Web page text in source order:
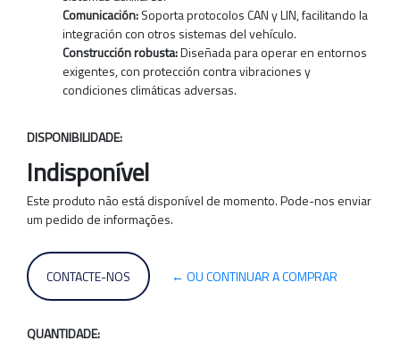
Comunicación:Soporta protocolos CAN y LIN, facilitando la
integración con otros sistemas del vehículo.
Construcción robusta:Diseñada para operar en entornos
exigentes, con protección contra vibraciones y
condiciones climáticas adversas.
DISPONIBILIDADE:
Indisponível
Este produto não está disponível de momento. Pode-nos enviar
um pedido de informações.
CONTACTE-NOS ← OU CONTINUAR A COMPRAR
QUANTIDADE: